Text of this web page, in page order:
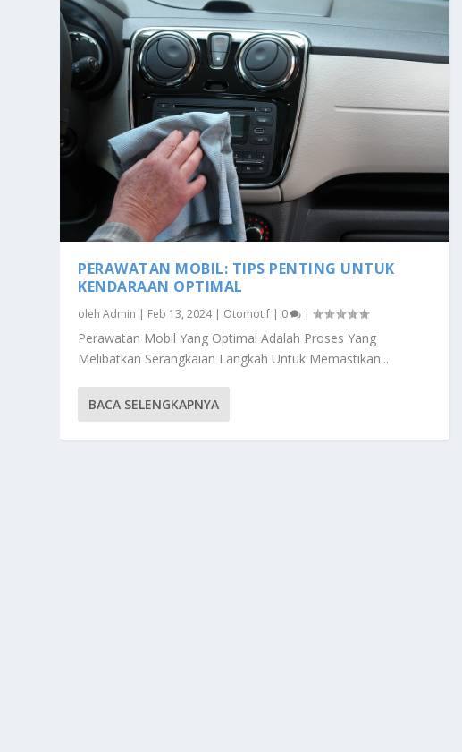
PERAWATAN MOBIL: TIPS PENTING UNTUK
KENDARAAN OPTIMAL
olehAdmin | Feb 13, 2024| Otomotif | 0 |
Perawatan Mobil Yang Optimal Adalah Proses Yang
Melibatkan Serangkaian Langkah Untuk Memastikan...
BACA SELENGKAPNYA